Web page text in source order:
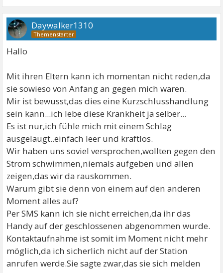
Daywalker1310
Hallo
Mit ihren Eltern kann ich momentan nicht reden,da
sie sowieso von Anfang an gegen mich waren.
Mir ist bewusst,das dies eine Kurzschlusshandlung
sein kann...ich lebe diese Krankheit ja selber...
Es ist nur,ich fühle mich mit einem Schlag
ausgelaugt..einfach leer und kraftlos.
Wir haben uns soviel versprochen,wollten gegen den
Strom schwimmen,niemals aufgeben und allen
zeigen,das wir da rauskommen.
Warum gibt sie denn von einem auf den anderen
Moment alles auf?
Per SMS kann ich sie nicht erreichen,da ihr das
Handy auf der geschlossenen abgenommen wurde.
Kontaktaufnahme ist somit im Moment nicht mehr
möglich,da ich sicherlich nicht auf der Station
anrufen werde.Sie sagte zwar,das sie sich melden